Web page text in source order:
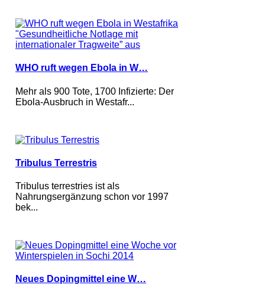
WHO ruft wegen Ebola in W…
Mehr als 900 Tote, 1700 Infizierte: Der
Ebola-Ausbruch in Westafr...
Tribulus Terrestris
Tribulus terrestries ist als
Nahrungsergänzung schon vor 1997
bek...
Neues Dopingmittel eine W…